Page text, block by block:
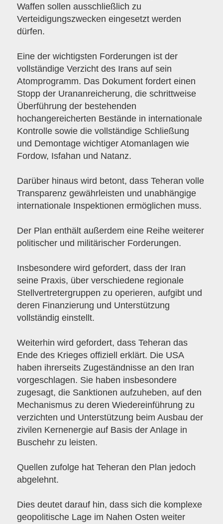
Waffen sollen ausschließlich zu
Verteidigungszwecken eingesetzt werden
dürfen.
Eine der wichtigsten Forderungen ist der
vollständige Verzicht des Irans auf sein
Atomprogramm. Das Dokument fordert einen
Stopp der Urananreicherung, die schrittweise
Überführung der bestehenden
hochangereicherten Bestände in internationale
Kontrolle sowie die vollständige Schließung
und Demontage wichtiger Atomanlagen wie
Fordow, Isfahan und Natanz.
Darüber hinaus wird betont, dass Teheran volle
Transparenz gewährleisten und unabhängige
internationale Inspektionen ermöglichen muss.
Der Plan enthält außerdem eine Reihe weiterer
politischer und militärischer Forderungen.
Insbesondere wird gefordert, dass der Iran
seine Praxis, über verschiedene regionale
Stellvertretergruppen zu operieren, aufgibt und
deren Finanzierung und Unterstützung
vollständig einstellt.
Weiterhin wird gefordert, dass Teheran das
Ende des Krieges offiziell erklärt. Die USA
haben ihrerseits Zugeständnisse an den Iran
vorgeschlagen. Sie haben insbesondere
zugesagt, die Sanktionen aufzuheben, auf den
Mechanismus zu deren Wiedereinführung zu
verzichten und Unterstützung beim Ausbau der
zivilen Kernenergie auf Basis der Anlage in
Buschehr zu leisten.
Quellen zufolge hat Teheran den Plan jedoch
abgelehnt.
Dies deutet darauf hin, dass sich die komplexe
geopolitische Lage im Nahen Osten weiter